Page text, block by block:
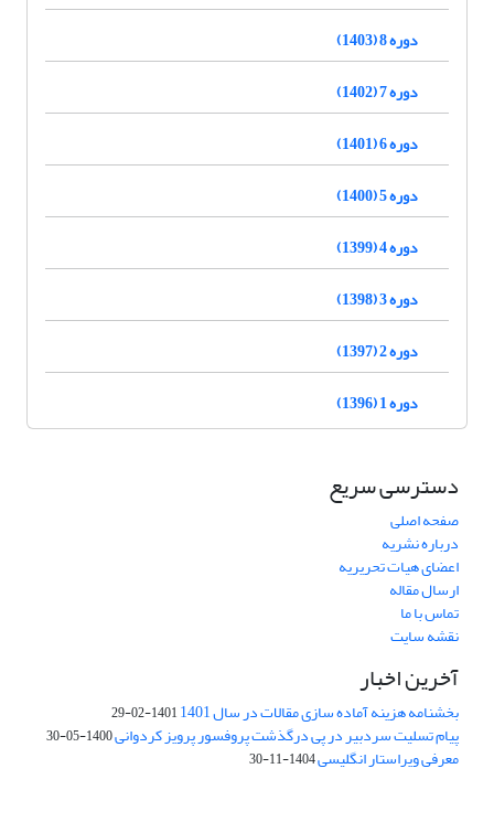
دوره 8 (1403)
دوره 7 (1402)
دوره 6 (1401)
دوره 5 (1400)
دوره 4 (1399)
دوره 3 (1398)
دوره 2 (1397)
دوره 1 (1396)
دسترسی سریع
صفحه اصلی
درباره نشریه
اعضای هیات تحریریه
ارسال مقاله
تماس با ما
نقشه سایت
آخرین اخبار
بخشنامه هزینه آماده سازی مقالات در سال 1401 1401-02-29
پیام تسلیت سردبیر در پی درگذشت پروفسور پرویز کردوانی1400-05-30
معرفی ویراستار انگلیسی1404-11-30